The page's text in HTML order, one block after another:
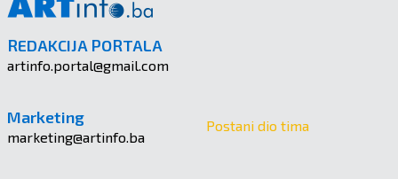
REDAKCIJA PORTALA
artinfo.portal@gmail.com
Marketing
marketing@artinfo.ba
Postani dio tima